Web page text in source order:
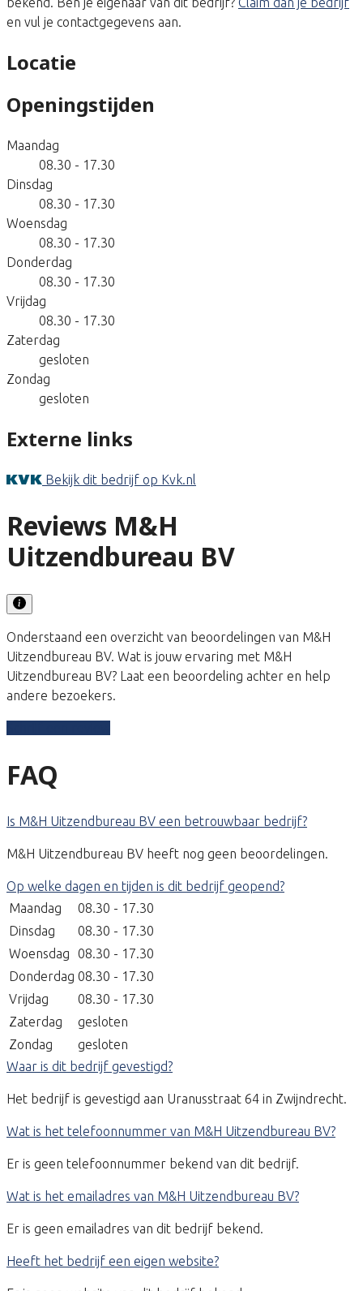
en vul je contactgegevens aan.
Locatie
Openingstijden
Maandag
08.30 - 17.30
Dinsdag
08.30 - 17.30
Woensdag
08.30 - 17.30
Donderdag
08.30 - 17.30
Vrijdag
08.30 - 17.30
Zaterdag
gesloten
Zondag
gesloten
Externe links
Bekijk dit bedrijf op Kvk.nl
Reviews M&H
Uitzendbureau BV
Onderstaand een overzicht van beoordelingen van M&H
Uitzendbureau BV. Wat is jouw ervaring met M&H
Uitzendbureau BV? Laat een beoordeling achter en help
andere bezoekers.
FAQ
Is M&H Uitzendbureau BV een betrouwbaar bedrijf?
M&H Uitzendbureau BV heeft nog geen beoordelingen.
Op welke dagen en tijden is dit bedrijf geopend?
Maandag
08.30 - 17.30
Dinsdag
08.30 - 17.30
Woensdag
08.30 - 17.30
Donderdag 08.30 - 17.30
Vrijdag
08.30 - 17.30
Zaterdag
gesloten
Zondag
gesloten
Waar is dit bedrijf gevestigd?
Het bedrijf is gevestigd aan Uranusstraat 64 in Zwijndrecht.
Wat is het telefoonnummer van M&H Uitzendbureau BV?
Er is geen telefoonnummer bekend van dit bedrijf.
Wat is het emailadres van M&H Uitzendbureau BV?
Er is geen emailadres van dit bedrijf bekend.
Heeft het bedrijf een eigen website?